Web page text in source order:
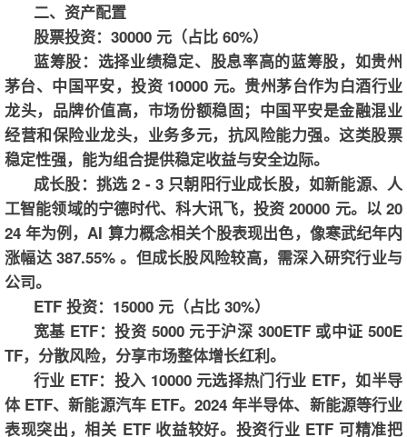
二、资产配置
股票投资：30000 元（占比 60%）
蓝筹股：选择业绩稳定、股息率高的蓝筹股，如贵州
茅台、中国平安，投资 10000 元。贵州茅台作为白酒行业
龙头，品牌价值高，市场份额稳固；中国平安是金融混业
经营和保险业龙头，业务多元，抗风险能力强。这类股票
稳定性强，能为组合提供稳定收益与安全边际。
成长股：挑选 2 - 3 只朝阳行业成长股，如新能源、人
工智能领域的宁德时代、科大讯飞，投资 20000 元。以 20
24 年为例，AI 算力概念相关个股表现出色，像寒武纪年内
涨幅达 387.55% 。但成长股风险较高，需深入研究行业与
公司。
ETF 投资：15000 元（占比 30%）
宽基 ETF：投资 5000 元于沪深 300ETF 或中证 500E
TF，分散风险，分享市场整体增长红利。
行业 ETF：投入 10000 元选择热门行业 ETF，如半导
体 ETF、新能源汽车 ETF。2024 年半导体、新能源等行业
表现突出，相关 ETF 收益较好。投资行业 ETF 可精准把